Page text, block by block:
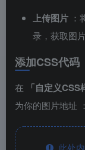
上传图片
录，获取图片
添加CSS代码
在 「自定义CSS
为你的图片地址 ：
此处内